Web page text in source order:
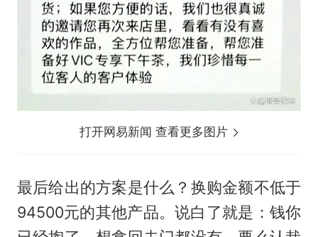
打开网易新闻 查看更多图片
最后给出的方案是什么？换购金额不低于
94500元的其他产品。说白了就是：钱你